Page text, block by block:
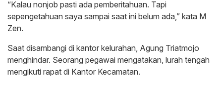
“Kalau nonjob pasti ada pemberitahuan. Tapi
sepengetahuan saya sampai saat ini belum ada,” kata M
Zen.
Saat disambangi di kantor kelurahan, Agung Triatmojo
menghindar. Seorang pegawai mengatakan, lurah tengah
mengikuti rapat di Kantor Kecamatan.